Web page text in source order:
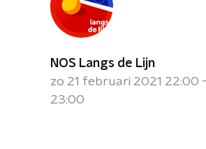
NOS Langs de Lijn
zo 21 februari 2021 22:00 -
23:00